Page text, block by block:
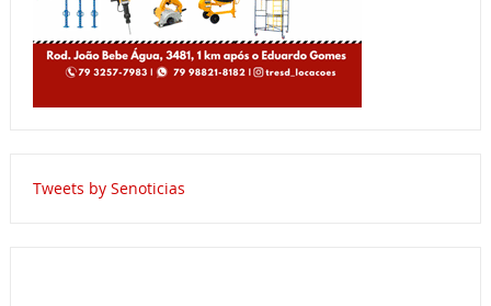
Tweets by Senoticias